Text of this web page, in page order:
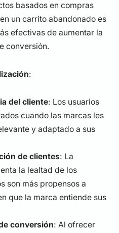
basados en compras
un carrito abandonado es
efectivas de aumentar la
conversión.
:
del cliente: Los usuarios
cuando las marcas les
y adaptado a sus
de clientes: La
la lealtad de los
son más propensos a
que la marca entiende sus
conversión: Al ofrecer